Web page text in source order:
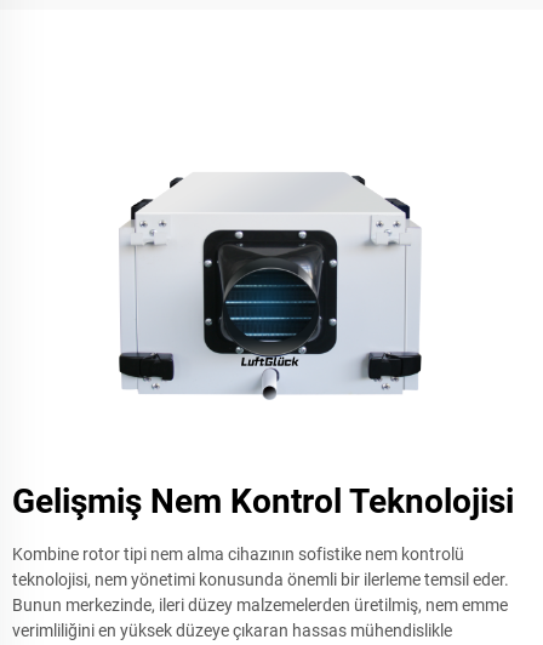
Gelişmiş Nem Kontrol Teknolojisi
Kombine rotor tipi nem alma cihazının sofistike nem kontrolü
teknolojisi, nem yönetimi konusunda önemli bir ilerleme temsil eder.
Bunun merkezinde, ileri düzey malzemelerden üretilmiş, nem emme
verimliliğini en yüksek düzeye çıkaran hassas mühendislikle